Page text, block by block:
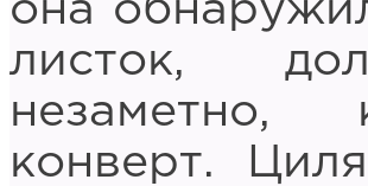
она
листок,
незаметно,
конверт.